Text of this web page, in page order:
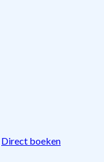
Direct boeken